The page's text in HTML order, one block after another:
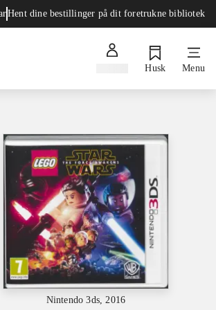
Hent dine bestillinger på dit foretrukne bibliotek
Husk Menu
Nintendo 3ds, 2016